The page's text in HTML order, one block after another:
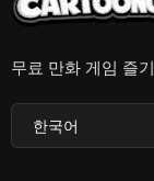
무료 만화 게임 즐